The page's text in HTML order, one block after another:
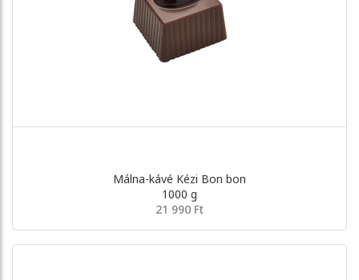
Málna-kávé Kézi Bon bon
1000 g
21 990 Ft